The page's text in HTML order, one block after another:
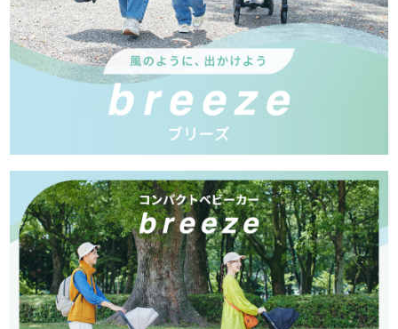
KATOJI TV
このサイトについて
サイトマップ
オフィシャルFacebook